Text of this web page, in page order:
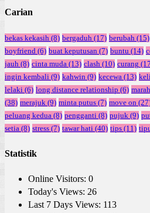
Carian
bekas kekasih (8) bergaduh (17) berubah (15)
boyfriend (6) buat keputusan (7) buntu (14)
jauh (8) cinta muda (13) clash (10) curang
ingin kembali (9) kahwin (9) kecewa (13)
lelaki (6) long distance relationship (6) marah
(38) merajuk (9) minta putus (7) move on
peluang kedua (8) pengganti (8) pujuk (9)
setia (8) stress (7) tawar hati (40) tips (11)
Statistik
Online Visitors: 0
Today's Views: 26
Last 7 Days Views: 113